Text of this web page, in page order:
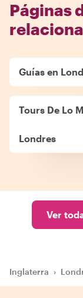
Páginas
Guías en
Tours De Lo
Londres
Ver
Inglaterra ›